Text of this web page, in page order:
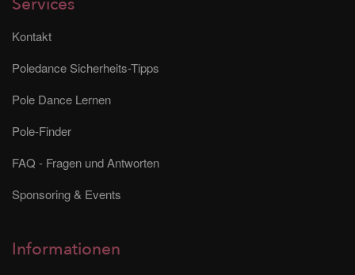
Kontakt
Poledance Sicherheits-Tipps
Pole Dance Lernen
Pole-Finder
FAQ - Fragen und Antworten
Sponsoring & Events
Informationen